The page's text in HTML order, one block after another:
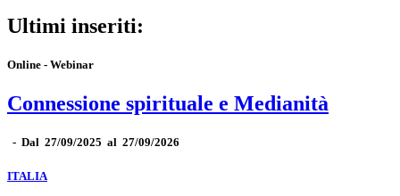
Ultimi inseriti:
Online - Webinar
Connessione spirituale e Medianità
- Dal 27/09/2025 al 27/09/2026
ITALIA